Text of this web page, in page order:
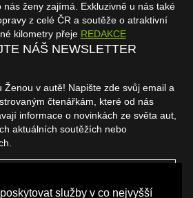
služby v co nejvyšší
ženy zajímá. Exkluzivně u nás také
z celé ČR a soutěže o atraktivní
kilometry přeje REDAKCE
NÁŠ NEWSLETTER
Ženou v autě! Napište zde svůj email a
čtenářkám, které od nás
informace o novinkách ze světa aut,
aktuálních soutěžích nebo
PARTNEŘI